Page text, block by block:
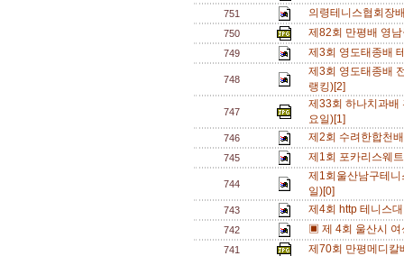
751 의령테니스협회장
750 제82회 만평배 영
749 제3회 영도태종배
748
제3회 영도태종배
랭킹)[2]
747
제33회 하나치과배
요일)[1]
746 제2회 수려한합천
745 제1회 포카리스웨
744
제1회울산남구테
일)[0]
743 제4회 http 테니스
742 ▣ 제 4회 울산시
741 제70회 만평메디